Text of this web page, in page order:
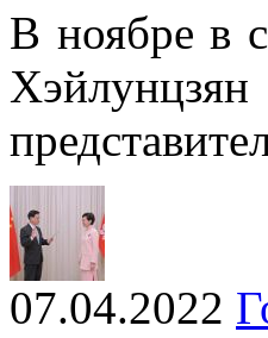
В ноябре в
07.04.2022